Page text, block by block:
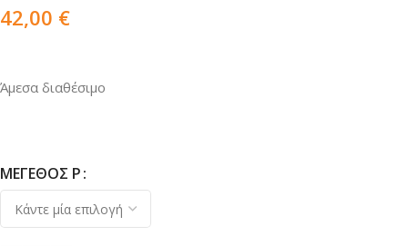
42,00 €
Άμεσα διαθέσιμο
ΜΕΓΈΘΟΣ Ρ